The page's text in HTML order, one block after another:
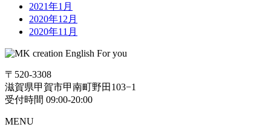
2021年1月
2020年12月
2020年11月
〒520-3308
滋賀県甲賀市甲南町野田103−1
受付時間 09:00-20:00
MENU